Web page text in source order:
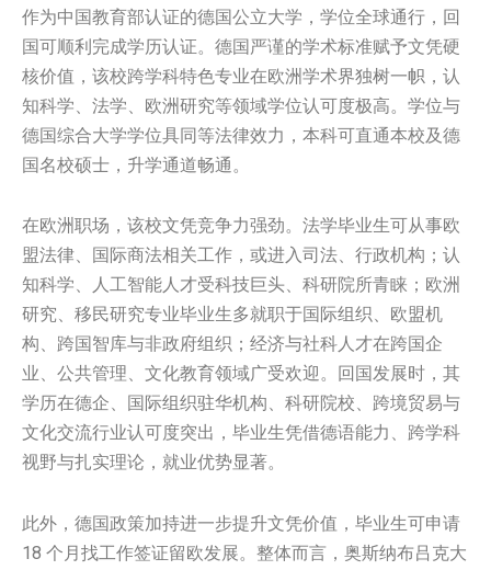
作为中国教育部认证的德国公立大学，学位全球通行，回
国可顺利完成学历认证。德国严谨的学术标准赋予文凭硬
核价值，该校跨学科特色专业在欧洲学术界独树一帜，认
知科学、法学、欧洲研究等领域学位认可度极高。学位与
德国综合大学学位具同等法律效力，本科可直通本校及德
国名校硕士，升学通道畅通。
在欧洲职场，该校文凭竞争力强劲。法学毕业生可从事欧
盟法律、国际商法相关工作，或进入司法、行政机构；认
知科学、人工智能人才受科技巨头、科研院所青睐；欧洲
研究、移民研究专业毕业生多就职于国际组织、欧盟机
构、跨国智库与非政府组织；经济与社科人才在跨国企
业、公共管理、文化教育领域广受欢迎。回国发展时，其
学历在德企、国际组织驻华机构、科研院校、跨境贸易与
文化交流行业认可度突出，毕业生凭借德语能力、跨学科
视野与扎实理论，就业优势显著。
此外，德国政策加持进一步提升文凭价值，毕业生可申请
18 个月找工作签证留欧发展。整体而言，奥斯纳布吕克大